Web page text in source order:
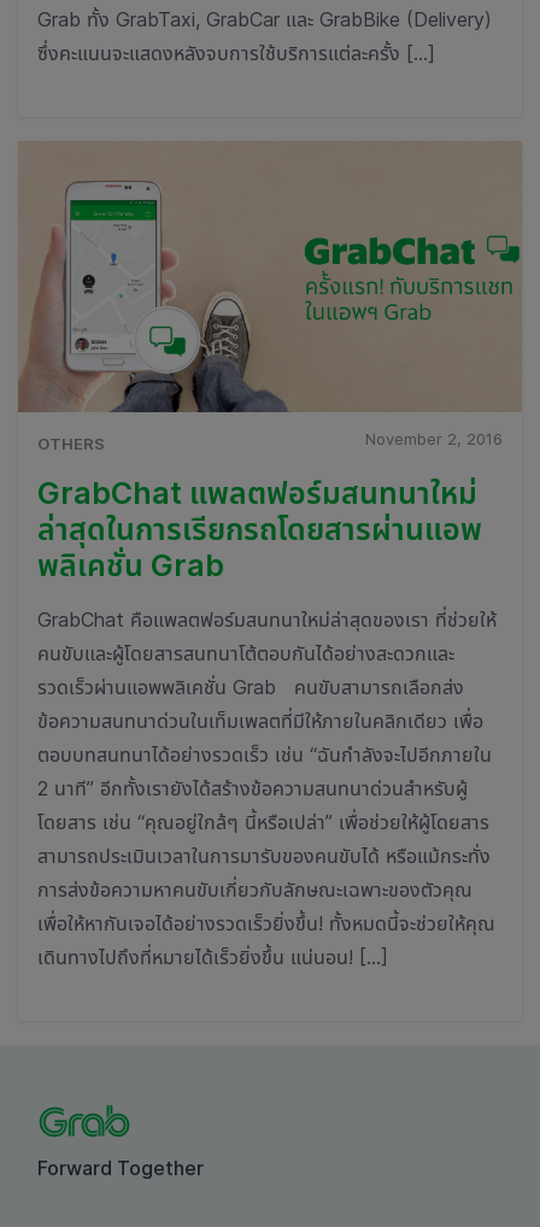
Grab ทั้ง GrabTaxi, GrabCar และ GrabBike (Delivery)
ซึ่งคะแนนจะแสดงหลังจบการใช้บริการแต่ละครั้ง […]
OTHERS November 2, 2016
GrabChat แพลตฟอร์มสนทนาใหม่
ล่าสุดในการเรียกรถโดยสารผ่านแอพ
พลิเคชั่น Grab
GrabChat คือแพลตฟอร์มสนทนาใหม่ล่าสุดของเรา ที่ช่วยให้
คนขับและผู้โดยสารสนทนาโต้ตอบกันได้อย่างสะดวกและ
รวดเร็วผ่านแอพพลิเคชั่น Grab คนขับสามารถเลือกส่ง
ข้อความสนทนาด่วนในเท็มเพลตที่มีให้ภายในคลิกเดียว เพื่อ
ตอบบทสนทนาได้อย่างรวดเร็ว เช่น “ฉันกำลังจะไปอีกภายใน
2 นาที” อีกทั้งเรายังได้สร้างข้อความสนทนาด่วนสำหรับผู้
โดยสาร เช่น “คุณอยู่ใกล้ๆ นี้หรือเปล่า” เพื่อช่วยให้ผู้โดยสาร
สามารถประเมินเวลาในการมารับของคนขับได้ หรือแม้กระทั่ง
การส่งข้อความหาคนขับเกี่ยวกับลักษณะเฉพาะของตัวคุณ
เพื่อให้หากันเจอได้อย่างรวดเร็วยิ่งขึ้น! ทั้งหมดนี้จะช่วยให้คุณ
เดินทางไปถึงที่หมายได้เร็วยิ่งขึ้น แน่นอน! […]
Forward Together